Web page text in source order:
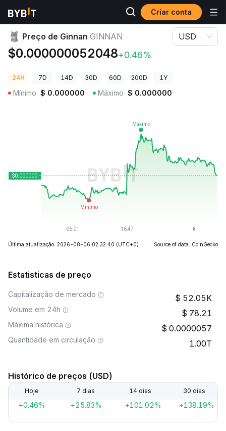
Criar conta
Preços de Criptomoedas Preço de Ginnan GINNAN
Preço de Ginnan GINNAN
$0.000000052048+0.46%
USD
24H 7D 14D 30D 60D 200D 1Y
Mínimo $ 0.000000 Máximo $ 0.000000
Última atualização: 2026-08-06 02:32:40 (UTC+0) Source of data: CoinGecko
Estatisticas de preço
Capitalização de mercado 52.05K
Volume em 24h 78.21
Máxima histórica 0.0000057
Quantidade em circulação 1.00T
Histórico de preços (USD)
Hoje 7 dias 14 dias 30 dias
+0.46% +25.83% +101.02% +138.19%